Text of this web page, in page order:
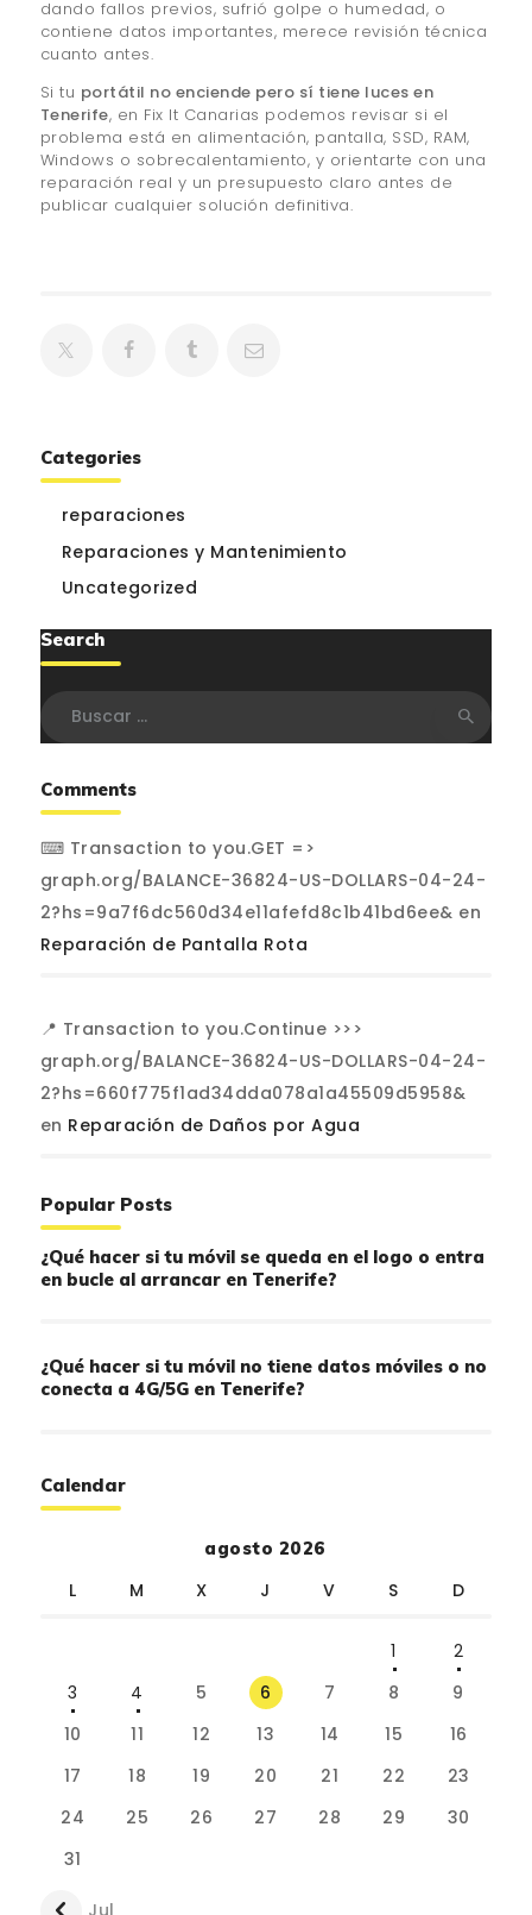
dando fallos previos, sufrió golpe o humedad, o
contiene datos importantes, merece revisión técnica
cuanto antes.
Si tu portátil no enciende pero sí tiene luces en
Tenerife, en Fix It Canarias podemos revisar si el
problema está en alimentación, pantalla, SSD, RAM,
Windows o sobrecalentamiento, y orientarte con una
reparación real y un presupuesto claro antes de
publicar cualquier solución definitiva.
Categories
reparaciones
Reparaciones y Mantenimiento
Uncategorized
Search
Comments
⌨ Transaction to you.GET =>
graph.org/BALANCE-36824-US-DOLLARS-04-24-
2?hs=9a7f6dc560d34e11afefd8c1b41bd6ee& en
Reparación de Pantalla Rota
📍 Transaction to you.Continue >>>
graph.org/BALANCE-36824-US-DOLLARS-04-24-
2?hs=660f775f1ad34dda078a1a45509d5958&
en Reparación de Daños por Agua
Popular Posts
¿Qué hacer si tu móvil se queda en el logo o entra
en bucle al arrancar en Tenerife?
¿Qué hacer si tu móvil no tiene datos móviles o no
conecta a 4G/5G en Tenerife?
Calendar
agosto 2026
L M X J V S D
1
2
3
4 5 6 7 8
9
10
11 12 13 14 15
16
17
18 19 20 21 22
23
24
25 26 27 28 29
30
31